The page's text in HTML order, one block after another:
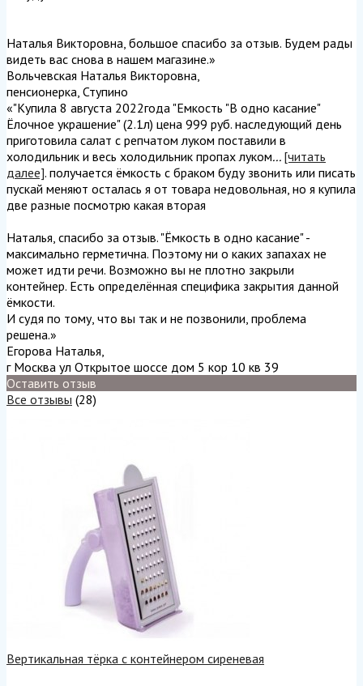
Наталья Викторовна, большое спасибо за отзыв. Будем рады
видеть вас снова в нашем магазине.»
Вольчевская Наталья Викторовна,
пенсионерка, Ступино
«"Купила 8 августа 2022года "Емкость "В одно касание"
Ёлочное украшение" (2.1л) цена 999 руб. наследующий день
приготовила салат с репчатом луком поставили в
холодильник и весь холодильник пропах луком... [читать
далее]. получается ёмкость с браком буду звонить или писать
пускай меняют осталась я от товара недовольная, но я купила
две разные посмотрю какая вторая
Наталья, спасибо за отзыв. "Ёмкость в одно касание" -
максимально герметична. Поэтому ни о каких запахах не
может идти речи. Возможно вы не плотно закрыли
контейнер. Есть определённая специфика закрытия данной
ёмкости.
И судя по тому, что вы так и не позвонили, проблема
решена.»
Егорова Наталья,
г Москва ул Открытое шоссе дом 5 кор 10 кв 39
Оставить отзыв
Все отзывы (28)
Вертикальная тёрка с контейнером сиреневая